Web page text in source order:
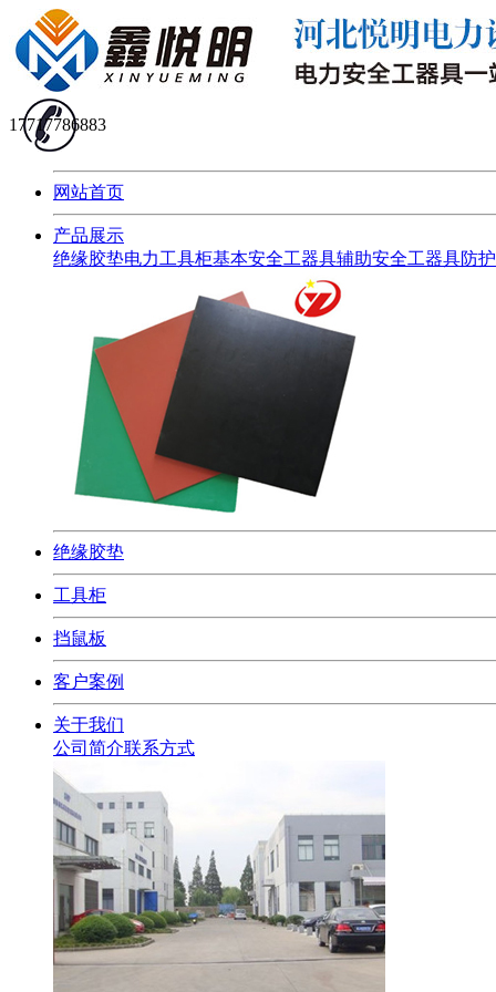
17717786883
网站首页
产品展示
绝缘胶垫电力工具柜基本安全工器具辅助安全工器具防
绝缘胶垫
工具柜
挡鼠板
客户案例
关于我们
公司简介联系方式